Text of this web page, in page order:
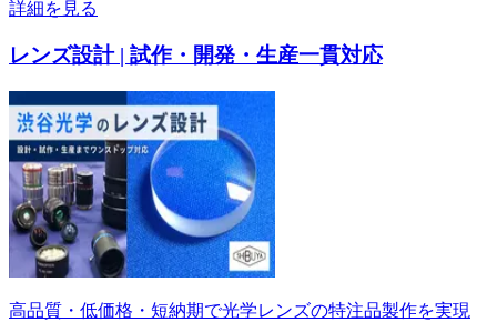
詳細を見る
レンズ設計 | 試作・開発・生産一貫対応
高品質・低価格・短納期で光学レンズの特注品製作を実現